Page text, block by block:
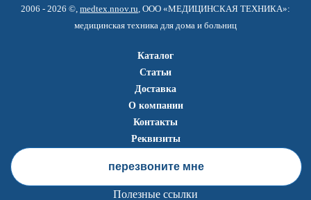
2006 - 2026 ©, medtex.nnov.ru , ООО «МЕДИЦИНСКАЯ ТЕХНИКА»:
медицинская техника для дома и больниц
Каталог
Статьи
Доставка
О компании
Контакты
Реквизиты
перезвоните мне
Полезные ссылки